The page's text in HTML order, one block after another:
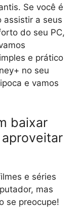
Se você é
assistir a seus
do seu PC,
e prático
no seu
e vamos
baixar
e séries
mas
se preocupe!